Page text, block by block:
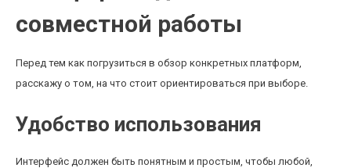
совместной работы
Перед тем как погрузиться в обзор конкретных платформ,
расскажу о том, на что стоит ориентироваться при выборе.
Удобство использования
Интерфейс должен быть понятным и простым, чтобы любой,